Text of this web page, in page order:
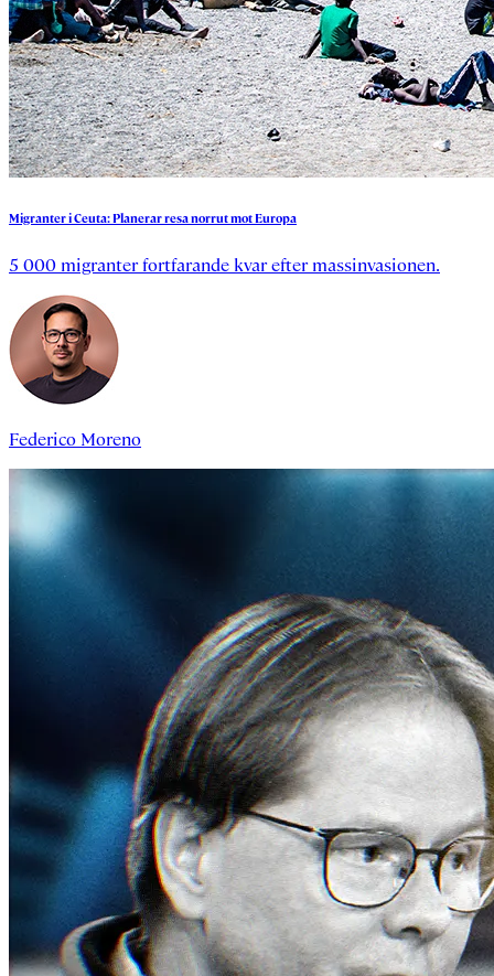
MigranteriCeuta:PlanerarresanorrutmotEuropa
5 000 migranter fortfarande kvar efter massinvasionen.
Federico Moreno